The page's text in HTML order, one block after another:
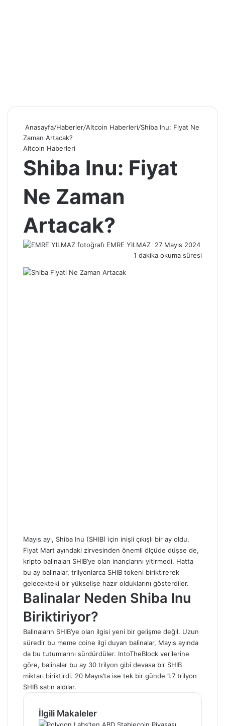
Anasayfa/Haberler/Altcoin Haberleri/Shiba Inu: Fiyat Ne
Zaman Artacak?
Altcoin Haberleri
Shiba Inu: Fiyat
Ne Zaman
Artacak?
EMRE YILMAZ Bir
e-
27 Mayıs 2024
1 dakika okuma süresi
Mayıs ayı, Shiba Inu (SHIB) için inişli çıkışlı bir ay oldu.
Fiyat Mart ayındaki zirvesinden önemli ölçüde düşse de,
kripto balinaları SHIB’ye olan inançlarını yitirmedi. Hatta
bu ay balinalar, trilyonlarca SHIB tokeni biriktirerek
gelecekteki bir yükselişe hazır olduklarını gösterdiler.
Balinalar Neden Shiba Inu
Biriktiriyor?
Balinaların SHIB’ye olan ilgisi yeni bir gelişme değil. Uzun
süredir bu meme coine ilgi duyan balinalar, Mayıs ayında
da bu tutumlarını sürdürdüler. IntoTheBlock verilerine
göre, balinalar bu ay 30 trilyon gibi devasa bir SHIB
miktarı biriktirdi. 20 Mayıs’ta ise tek bir günde 1.7 trilyon
SHIB satın aldılar.
İlgili Makaleler